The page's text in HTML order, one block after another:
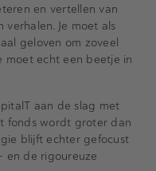
en vertellen van
verhalen. Je moet als
geloven om zoveel
moet echt een beetje in
aan de slag met
fonds wordt groter dan
blijft echter gefocust
en de rigoureuze